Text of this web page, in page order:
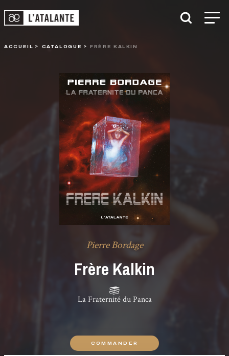
ACCUEIL CATALOGUE FRÈRE KALKIN
Pierre Bordage
Frère Kalkin
La Fraternité du Panca
COMMANDER